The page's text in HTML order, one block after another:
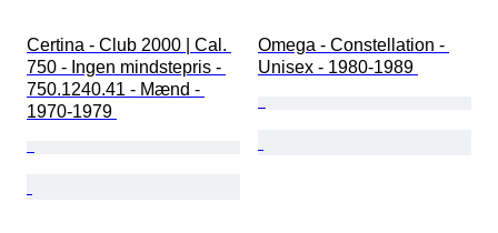
Certina - Club 2000 | Cal.
750 - Ingen mindstepris -
750.1240.41 - Mænd -
1970-1979
Omega - Constellation -
Unisex - 1980-1989